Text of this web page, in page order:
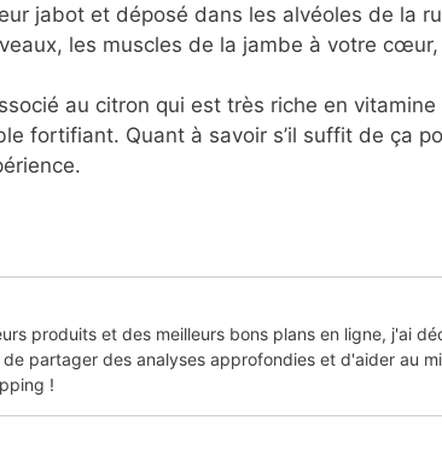
jabot et déposé dans les alvéoles de la
les muscles de la jambe à votre
au citron qui est très riche en vitamine
fortifiant. Quant à savoir s’il suffit de ça
produits et des meilleurs bons plans en ligne, j'ai
partager des analyses approfondies et d'aider au
!